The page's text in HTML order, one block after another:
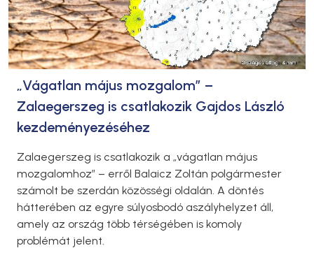
„Vágatlan május mozgalom” –
Zalaegerszeg is csatlakozik Gajdos László
kezdeményezéséhez
Zalaegerszeg is csatlakozik a „vágatlan május
mozgalomhoz” – erről Balaicz Zoltán polgármester
számolt be szerdán közösségi oldalán. A döntés
hátterében az egyre súlyosbodó aszályhelyzet áll,
amely az ország több térségében is komoly
problémát jelent.